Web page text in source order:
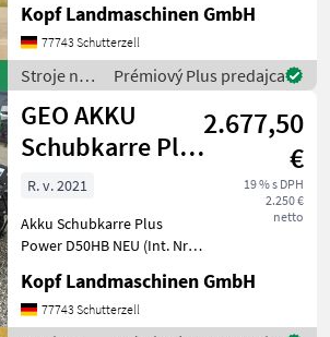
Stage V Baujahr 2019 486
Betriebsstunden 3, 10 m
Hubhöhe / Hubmast
Allradantrieb übe
Kopf Landmaschinen GmbH
77743 Schutterzell
Stroje na
stavbu /
Toyo
Prémiový Plus predajca
GEO AKKU
Schubkarre Plus
Power D50HB
NEU
2.677,50
€
19 % s DPH
2.250 €
netto
R. v. 2021
Akku Schubkarre Plus
Power D50HB NEU (Int. Nr.
Mini Dumper Baujahr 2021
Manufaktur: Plus Power
Modell: D50HB Engine: B+S
Kopf Landmaschinen GmbH
77743 Schutterzell